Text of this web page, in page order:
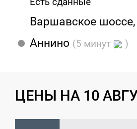
Варшавское
Аннино (5 минут )
ЦЕНЫ НА 10